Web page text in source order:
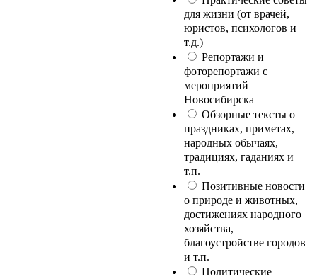
для жизни (от врачей,
юристов, психологов и
т.д.)
Репортажи и
фоторепортажи с
мероприятий
Новосибирска
Обзорные тексты о
праздниках, приметах,
народных обычаях,
традициях, гаданиях и
т.п.
Позитивные новости
о природе и животных,
достижениях народного
хозяйства,
благоустройстве городов
и т.п.
Политические